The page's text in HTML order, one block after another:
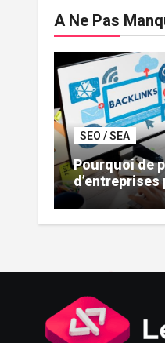
A Ne Pas
SEO / SEA
Pourquoi de
d’entreprises
une
netlinking ?